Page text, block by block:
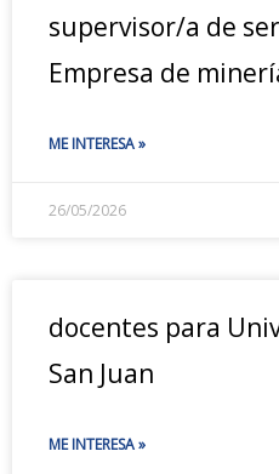
supervisor/a de
Empresa de
ME INTERESA »
26/05/2026
docentes para
San Juan
ME INTERESA »